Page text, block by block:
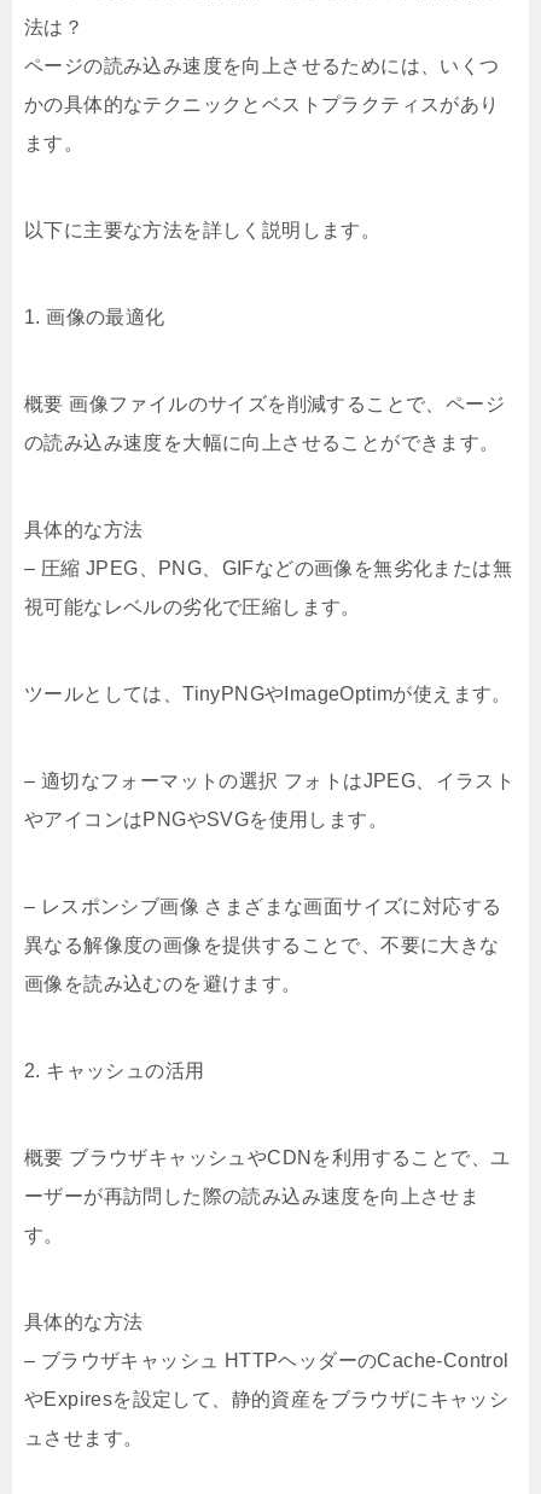
法は？
ページの読み込み速度を向上させるためには、いくつ
かの具体的なテクニックとベストプラクティスがあり
ます。
以下に主要な方法を詳しく説明します。
1. 画像の最適化
概要 画像ファイルのサイズを削減することで、ページ
の読み込み速度を大幅に向上させることができます。
具体的な方法
– 圧縮 JPEG、PNG、GIFなどの画像を無劣化または無
視可能なレベルの劣化で圧縮します。
ツールとしては、TinyPNGやImageOptimが使えます。
– 適切なフォーマットの選択 フォトはJPEG、イラスト
やアイコンはPNGやSVGを使用します。
– レスポンシブ画像 さまざまな画面サイズに対応する
異なる解像度の画像を提供することで、不要に大きな
画像を読み込むのを避けます。
2. キャッシュの活用
概要 ブラウザキャッシュやCDNを利用することで、ユ
ーザーが再訪問した際の読み込み速度を向上させま
す。
具体的な方法
– ブラウザキャッシュ HTTPヘッダーのCache-Control
やExpiresを設定して、静的資産をブラウザにキャッシ
ュさせます。